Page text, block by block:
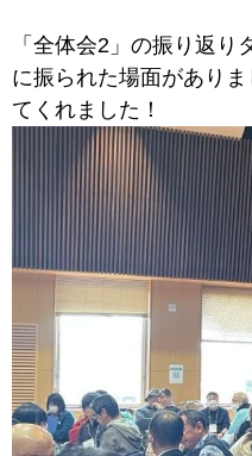
「全体会2」の振り返
に振られた場面があり
てくれました！